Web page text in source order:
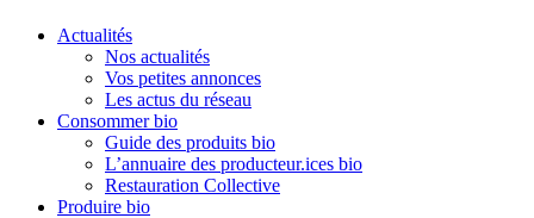
search
Menu
Actualités
Nos actualités
Vos petites annonces
Les actus du réseau
Consommer bio
Guide des produits bio
L’annuaire des producteur.ices bio
Restauration Collective
Produire bio